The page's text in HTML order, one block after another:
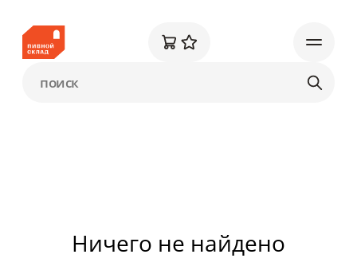
Ничего не найдено